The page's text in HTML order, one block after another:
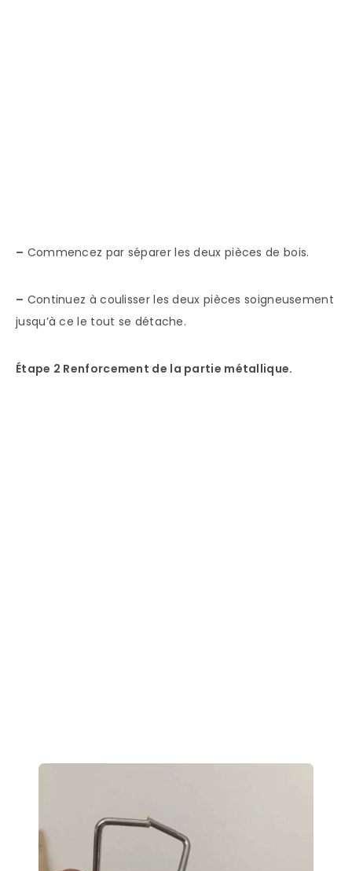
– Commencez par séparer les deux pièces de bois.
– Continuez à coulisser les deux pièces soigneusement
jusqu’à ce le tout se détache.
Étape 2 Renforcement de la partie métallique.